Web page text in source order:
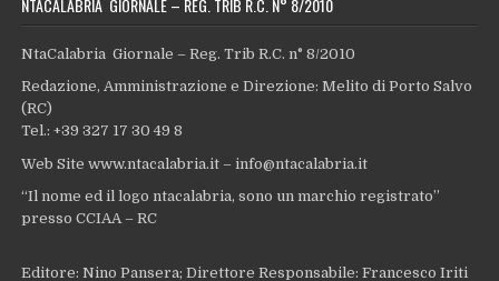
NTACALABRIA GIORNALE – REG. TRIB R.C. N° 8/2010
NtaCalabria Giornale – Reg. Trib R.C. n° 8/2010
Redazione, Amministrazione e Direzione: Melito di Porto Salvo
(RC)
Tel.: +39 327 17 30 49 8
Web Site www.ntacalabria.it – info@ntacalabria.it
“Il nome ed il logo ntacalabria, sono un marchio registrato”
presso CCIAA – RC
Editore: Nino Pansera; Direttore Responsabile: Francesco Iriti